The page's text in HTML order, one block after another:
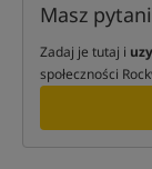
Masz
Zadaj je tutaj i
społeczności